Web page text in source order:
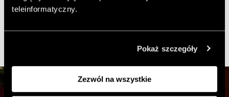
teleinformatyczny.
Pokaż szczegóły
Zezwól na wszystkie
miedzianych, które stopniowo nabierają patyny.